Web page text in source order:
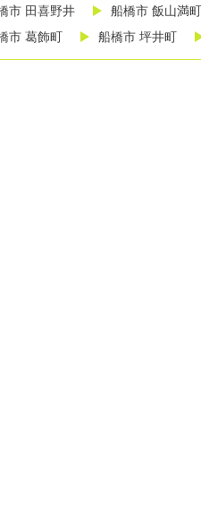
市 田喜野井
船橋市 飯山満町
市 葛飾町
船橋市 坪井町